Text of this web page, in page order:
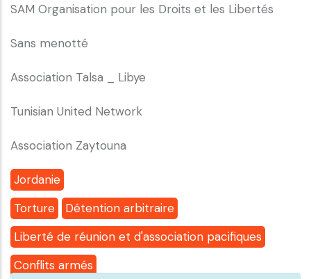
SAM Organisation pour les Droits et les Libertés
Sans menotté
Association Talsa _ Libye
Tunisian United Network
Association Zaytouna
Jordanie
Torture
Détention arbitraire
Liberté de réunion et d'association pacifiques
Conflits armés